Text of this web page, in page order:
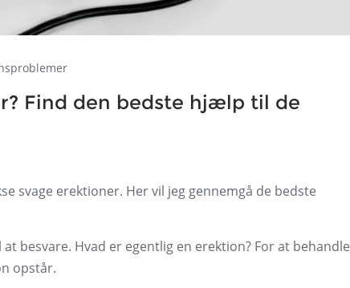
Find den bedste hjælp til de
svage erektioner. Her vil jeg gennemgå de bedste
besvare. Hvad er egentlig en erektion? For at behandle
opstår.